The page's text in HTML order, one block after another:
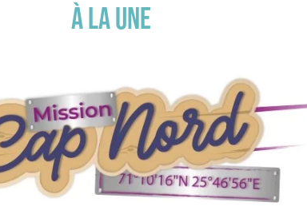
À la une